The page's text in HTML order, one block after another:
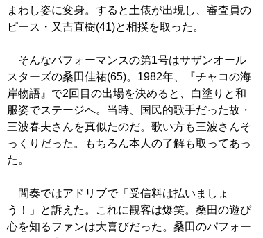
まわし姿に変身。すると土俵が出現し、審査員の
ピース・又吉直樹(41)と相撲を取った。
そんなパフォーマンスの第1号はサザンオール
スターズの桑田佳祐(65)。1982年、『チャコの海
岸物語』で2回目の出場を決めると、白塗りと和
服姿でステージへ。当時、国民的歌手だった故・
三波春夫さんを真似たのだ。歌い方も三波さんそ
っくりだった。もちろん本人の了解も取ってあっ
た。
間奏ではアドリブで「受信料は払いましょ
う！」と訴えた。これに観客は爆笑。桑田の遊び
心を知るファンは大喜びだった。桑田のパフォー